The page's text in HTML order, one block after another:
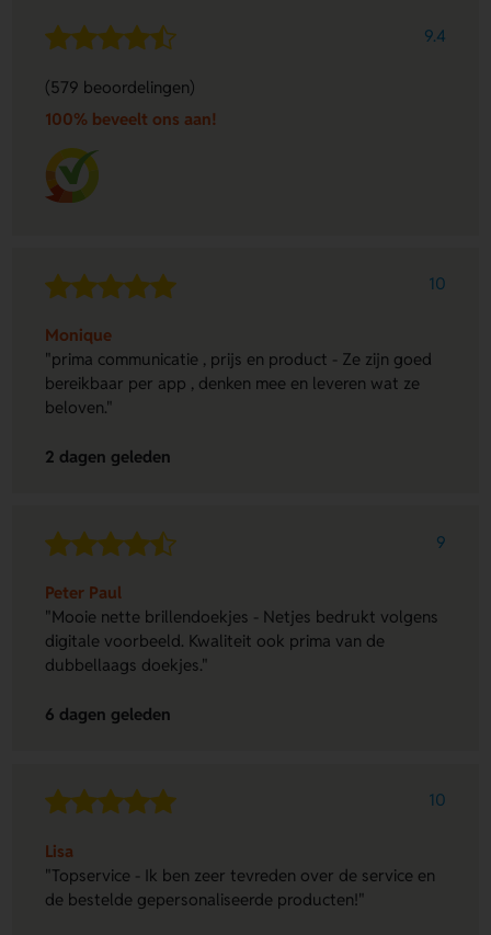
9.4
(579 beoordelingen)
100% beveelt ons aan!
10
Monique
"prima communicatie , prijs en product - Ze zijn goed
bereikbaar per app , denken mee en leveren wat ze
beloven."
2 dagen geleden
9
Peter Paul
"Mooie nette brillendoekjes - Netjes bedrukt volgens
digitale voorbeeld. Kwaliteit ook prima van de
dubbellaags doekjes."
6 dagen geleden
10
Lisa
"Topservice - Ik ben zeer tevreden over de service en
de bestelde gepersonaliseerde producten!"